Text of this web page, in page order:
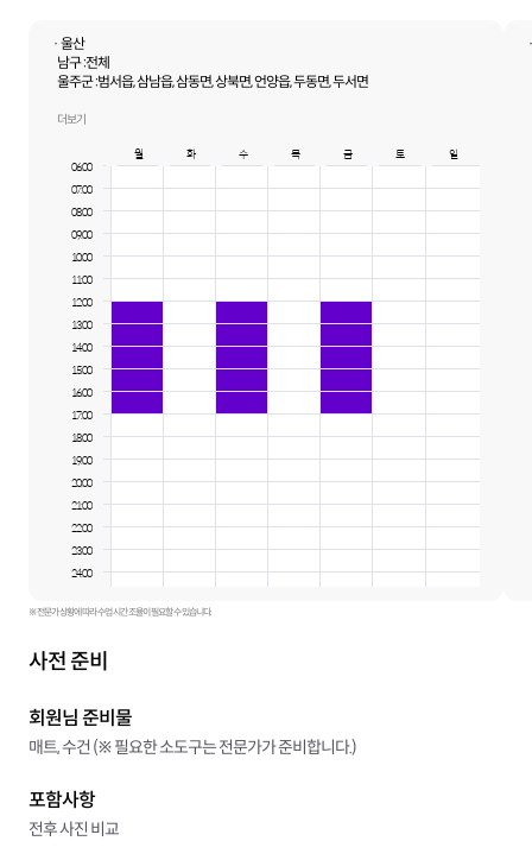
· 울산
남구 :전체
울주군 :범서읍, 삼남읍, 삼동면, 상북면, 언양읍, 두동면, 두서면
더보기
월 화 수 목 금 토
일
06:00
07:00
08:00
09:00
10:00
11:00
12:00
13:00
14:00
15:00
16:00
17:00
18:00
19:00
20:00
21:00
22:00
23:00
24:00
※ 전문가 상황에 따라 수업 시간 조율이 필요할 수 있습니다.
사전 준비
회원님 준비물
매트, 수건 (※ 필요한 소도구는 전문가가 준비합니다.)
포함사항
전후 사진 비교